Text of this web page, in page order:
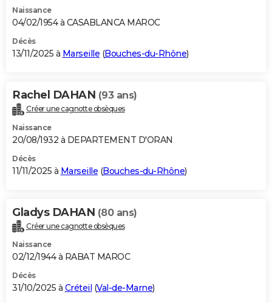
Naissance
04/02/1954 à CASABLANCA MAROC
Décès
13/11/2025 à Marseille (Bouches-du-Rhône)
Rachel DAHAN (93 ans)
Créer une cagnotte obsèques
Naissance
20/08/1932 à DEPARTEMENT D'ORAN
Décès
11/11/2025 à Marseille (Bouches-du-Rhône)
Gladys DAHAN (80 ans)
Créer une cagnotte obsèques
Naissance
02/12/1944 à RABAT MAROC
Décès
31/10/2025 à Créteil (Val-de-Marne)